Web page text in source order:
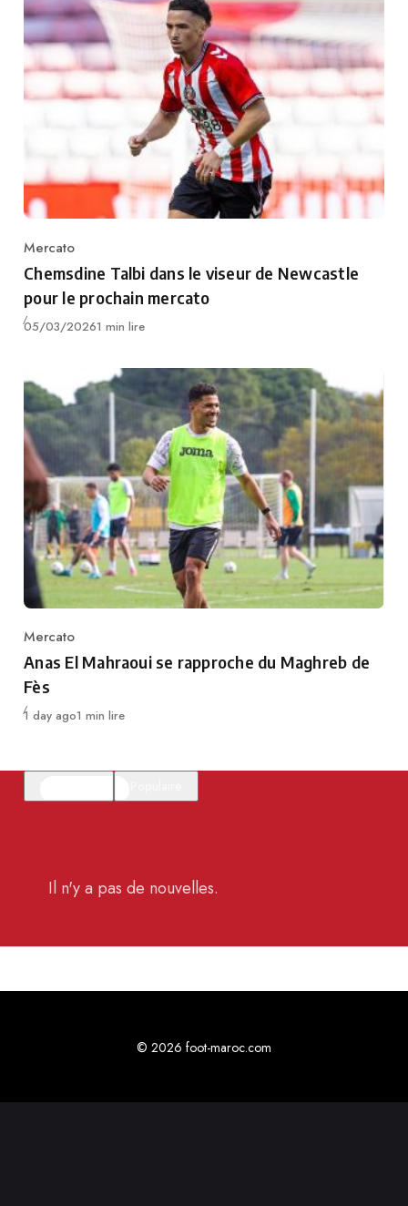
Category
Mercato
Chemsdine Talbi dans le viseur de Newcastle
pour le prochain mercato
Publié
05/03/20261 min lire
Category
Mercato
Anas El Mahraoui se rapproche du Maghreb de
Fès
Publié
1 day ago1 min lire
Il n'y a pas de nouvelles.
© 2026 foot-maroc.com